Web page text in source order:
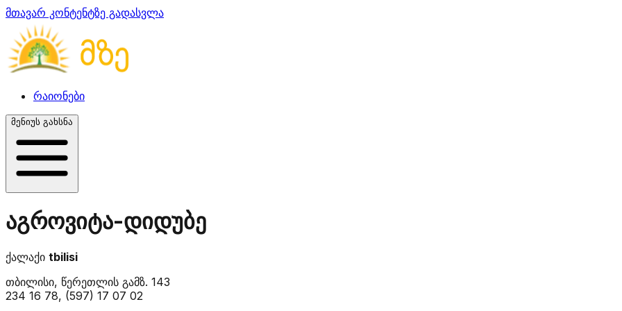
მთავარ კონტენტზე გადასვლა
რაიონები
მენიუს გახსნა
აგროვიტა-დიდუბე
ქალაქი tbilisi
თბილისი, წერეთლის გამზ. 143
234 16 78, (597) 17 07 02